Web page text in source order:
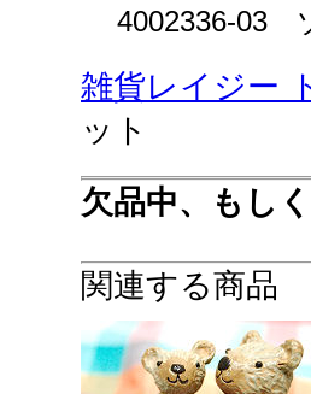
4002336-03
雑貨レイジー
ット
欠品中、もし
関連する商品